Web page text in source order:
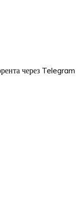
через Telegram